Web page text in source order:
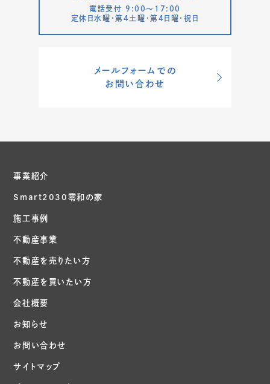
電話受付 9:00〜17:00
定休日水曜・第4土曜・第4日曜・祝日
メールフォームでの
お問い合わせ
事業紹介
Smart2030零和の家
施工事例
不動産事業
不動産を売りたい方
不動産を買いたい方
会社概要
お知らせ
お問い合わせ
サイトマップ